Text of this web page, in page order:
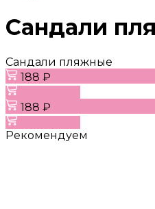
Сандали
Сандали пляжные
188 ₽
188 ₽
Рекомендуем